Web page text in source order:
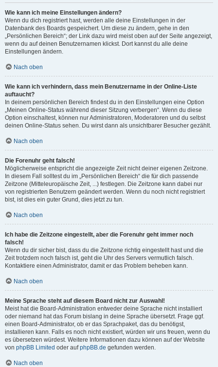
Wie kann ich meine Einstellungen ändern?
Wenn du dich registriert hast, werden alle deine Einstellungen in der
Datenbank des Boards gespeichert. Um diese zu ändern, gehe in den
„Persönlichen Bereich“; der Link dazu wird meist oben auf der Seite angezeigt,
wenn du auf deinen Benutzernamen klickst. Dort kannst du alle deine
Einstellungen ändern.
Nach oben
Wie kann ich verhindern, dass mein Benutzername in der Online-Liste
auftaucht?
In deinem persönlichen Bereich findest du in den Einstellungen eine Option
„Meinen Online-Status während dieser Sitzung verbergen“. Wenn du diese
Option einschaltest, können nur Administratoren, Moderatoren und du selbst
deinen Online-Status sehen. Du wirst dann als unsichtbarer Besucher gezählt.
Nach oben
Die Forenuhr geht falsch!
Möglicherweise entspricht die angezeigte Zeit nicht deiner eigenen Zeitzone.
In diesem Fall solltest du im „Persönlichen Bereich“ die für dich passende
Zeitzone (Mitteleuropäische Zeit, ...) festlegen. Die Zeitzone kann dabei nur
von registrierten Benutzern geändert werden. Wenn du noch nicht registriert
bist, ist dies ein guter Grund, dies jetzt zu tun.
Nach oben
Ich habe die Zeitzone eingestellt, aber die Forenuhr geht immer noch
falsch!
Wenn du dir sicher bist, dass du die Zeitzone richtig eingestellt hast und die
Zeit trotzdem noch falsch ist, geht die Uhr des Servers vermutlich falsch.
Kontaktiere einen Administrator, damit er das Problem beheben kann.
Nach oben
Meine Sprache steht auf diesem Board nicht zur Auswahl!
Meist hat die Board-Administration entweder deine Sprache nicht installiert
oder niemand hat das Forum bislang in deine Sprache übersetzt. Frage ggf.
einen Board-Administrator, ob er das Sprachpaket, das du benötigst,
installieren kann. Falls es noch nicht existiert, würden wir uns freuen, wenn du
es übersetzen würdest. Weitere Informationen dazu können auf der Website
von phpBB Limited oder aufphpBB.de gefunden werden.
Nach oben